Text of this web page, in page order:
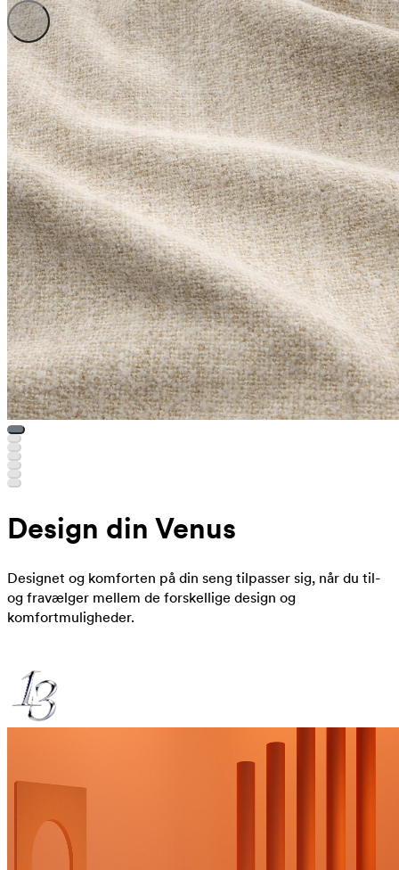
Design din Venus
Designet og komforten på din seng tilpasser sig, når du til-
og fravælger mellem de forskellige design og
komfortmuligheder.